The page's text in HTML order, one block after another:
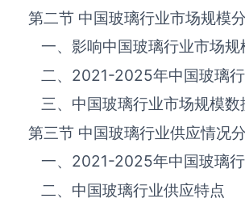
第二节 中国‌‌‌‌玻璃‌‌‌‌‌‌‌‌‌‌‌‌‌行业市场规模
一、影响中国‌‌‌‌玻璃‌‌‌‌‌‌‌‌‌‌‌‌‌行业市场规
二、 2021-2025年中国‌‌‌‌玻璃‌‌‌‌‌‌‌‌‌‌‌‌‌
三、中国‌‌‌‌玻璃‌‌‌‌‌‌‌‌‌‌行业市场规模数
第三节 中国‌‌‌‌玻璃‌‌‌‌‌‌‌‌‌‌‌‌‌行业供应情况
一、 2021-2025年中国‌‌‌‌玻璃‌‌‌‌‌‌‌‌‌‌‌‌‌
二、中国‌‌‌‌玻璃‌‌‌‌‌‌‌‌‌‌‌‌‌行业供应特点